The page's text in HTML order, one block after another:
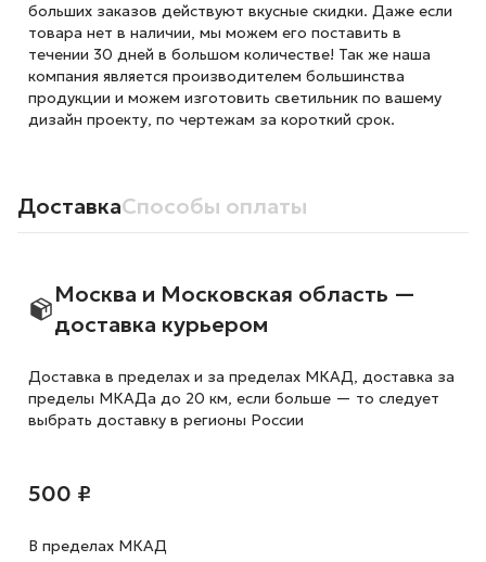
больших заказов действуют вкусные скидки. Даже если
товара нет в наличии, мы можем его поставить в
течении 30 дней в большом количестве! Так же наша
компания является производителем большинства
продукции и можем изготовить светильник по вашему
дизайн проекту, по чертежам за короткий срок.
ДоставкаСпособы оплаты
Москва и Московская область —
доставка курьером
Доставка в пределах и за пределах МКАД, доставка за
пределы МКАДа до 20 км, если больше — то следует
выбрать доставку в регионы России
500 ₽
В пределах МКАД